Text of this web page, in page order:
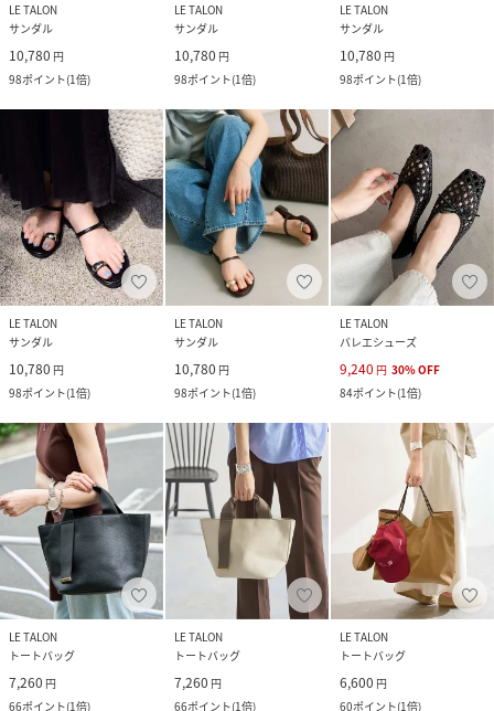
LE TALON
サンダル
10,780 円
98ポイント(1倍)
LE TALON
サンダル
10,780 円
98ポイント(1倍)
LE TALON
サンダル
10,780 円
98ポイント(1倍)
LE TALON
サンダル
10,780 円
98ポイント(1倍)
LE TALON
サンダル
10,780 円
98ポイント(1倍)
LE TALON
バレエシューズ
9,240 円 30%OFF
84ポイント(1倍)
LE TALON
トートバッグ
7,260 円
66ポイント(1倍)
LE TALON
トートバッグ
7,260 円
66ポイント(1倍)
LE TALON
トートバッグ
6,600 円
60ポイント(1倍)